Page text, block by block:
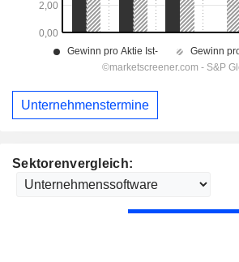
Sektorenvergleich:
Unternehmenstermine